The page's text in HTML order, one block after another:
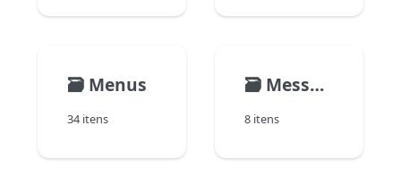
🗃️ Menus
34 itens
🗃️ Messages
8 itens